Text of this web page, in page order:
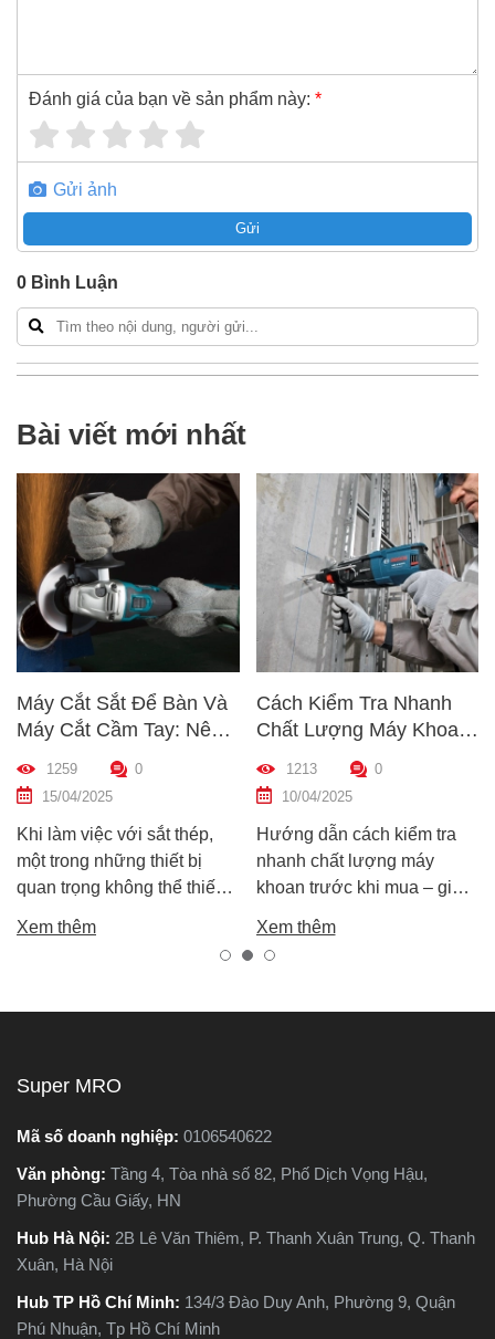
Đánh giá của bạn về sản phẩm này: *
Gửi ảnh
Gửi
0 Bình Luận
Bài viết mới nhất
Máy Cắt Sắt Để Bàn Và
Máy Cắt Cầm Tay: Nên
Chọn Loại Nào Phù Hợp
Nhất?
1259
0
15/04/2025
Khi làm việc với sắt thép,
một trong những thiết bị
quan trọng không thể thiếu
nhiên, trên thị trường hiện
nay có hai dòng phổ biến là
bài viết này, Super MRO sẽ
giúp bạn hiểu rõ sự khác
điểm và tư vấn chọn lựa
loại máy phù hợp nhất với
nhu cầu sử dụng thực tế.
Xem thêm
Cách Kiểm Tra Nhanh
Chất Lượng Máy Khoan
Trước Khi Mua – Hướng
Dẫn Chi Tiết Cho Người
Mới
1213
0
10/04/2025
Hướng dẫn cách kiểm tra
nhanh chất lượng máy
khoan trước khi mua – giúp
tốt, bền, hoạt động ổn định,
tránh hàng giả, hàng kém
Xem thêm
Super MRO
Mã số doanh nghiệp: 0106540622
Văn phòng: Tầng 4, Tòa nhà số 82, Phố Dịch Vọng Hậu,
Phường Cầu Giấy, HN
Hub Hà Nội: 2B Lê Văn Thiêm, P. Thanh Xuân Trung, Q. Thanh
Xuân, Hà Nội
Hub TP Hồ Chí Minh: 134/3 Đào Duy Anh, Phường 9, Quận
Phú Nhuận, Tp Hồ Chí Minh